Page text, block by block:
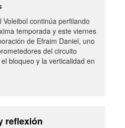
continúa perfilando
temporada y este viernes
de Efraim Daniel, uno
del circuito
bloqueo y la verticalidad en
reflexión